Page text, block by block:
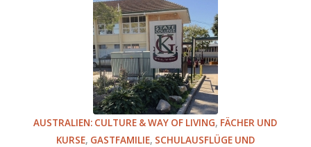
AUSTRALIEN: CULTURE & WAY OF LIVING, FÄCHER UND
KURSE, GASTFAMILIE, SCHULAUSFLÜGE UND